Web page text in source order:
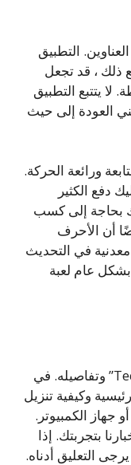
التطبيق
ذلك ، قد تجعل
لا يتتبع التطبيق
العودة إلى حيث
ورائعة الحركة.
دفع الكثير
بحاجة إلى كسب
أن الأحرف
في التحديث
بشكل عام لعبة
كل ما تريد معرفته عن “TechZich .Com” وتفاصيله. في
وكيفية تنزيل
جهاز الكمبيوتر.
بتجربتك. إذا
التعليق أدناه.